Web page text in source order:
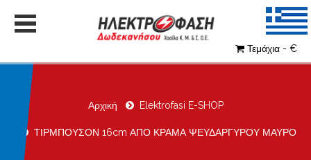
Τεμάχια - €
Αρχική Elektrofasi E-SHOP
ΤΙΡΜΠΟΥΣΟΝ 16cm ΑΠΟ ΚΡΑΜΑ ΨΕΥΔΑΡΓΥΡΟΥ ΜΑΥΡΟ